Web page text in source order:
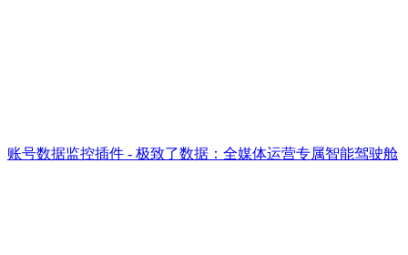
账号数据监控插件 - 极致了数据：全媒体运营专属智能驾驶舱